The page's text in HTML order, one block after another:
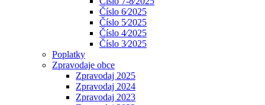
Číslo 6⁄2025
Číslo 5⁄2025
Číslo 4⁄2025
Číslo 3⁄2025
Poplatky
Zpravodaje obce
Zpravodaj 2025
Zpravodaj 2024
Zpravodaj 2023